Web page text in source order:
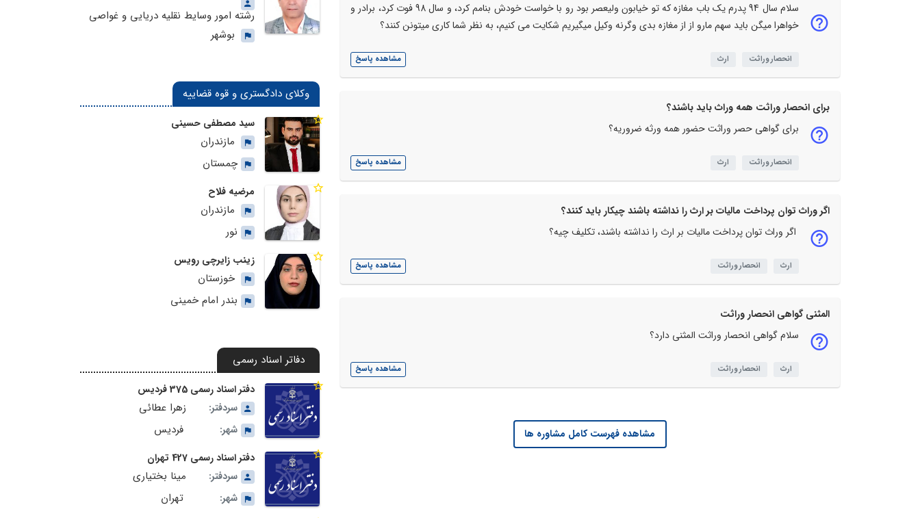
سلام سال 94 پدرم یک باب مغازه که تو خیابون ولیعصر بود رو با خواست خودش بنامم کرد، و سال 98 فوت کرد، برادر و
خواهرا میگن باید سهم مارو از از مغازه بدی وگرنه وکیل میگیریم شکایت می کنیم، به نظر شما کاری میتونن کنند؟
انحصار وراثت ارث مشاهده پاسخ
برای انحصار وراثت همه وراث باید باشند؟
برای گواهی حصر وراثت حضور همه ورثه ضروریه؟
انحصار وراثت ارث مشاهده پاسخ
اگر وراث توان پرداخت مالیات بر ارث را نداشته باشند چیکار باید کنند؟
اگر وراث توان پرداخت مالیات بر ارث را نداشته باشند، تکلیف چیه؟
ارث انحصار وراثت مشاهده پاسخ
المثنی گواهی انحصار وراثت
سلام گواهی انحصار وراثت المثنی دارد؟
ارث انحصار وراثت مشاهده پاسخ
مشاهده فهرست کامل مشاوره ها
رشته امور وسایط نقلیه دریایی و غواصی
بوشهر
وکلای دادگستری و قوه قضاییه
سید مصطفی حسینی
مازندران
چمستان
مرضیه فلاح
مازندران
نور
زینب زایرچی رویس
خوزستان
بندر امام خمینی
دفاتر اسناد رسمی
دفتر اسناد رسمی 375 فردیس
سردفتر:
زهرا عطائی
شهر: فردیس
دفتر اسناد رسمی 427 تهران
سردفتر:
مینا بختیاری
شهر: تهران